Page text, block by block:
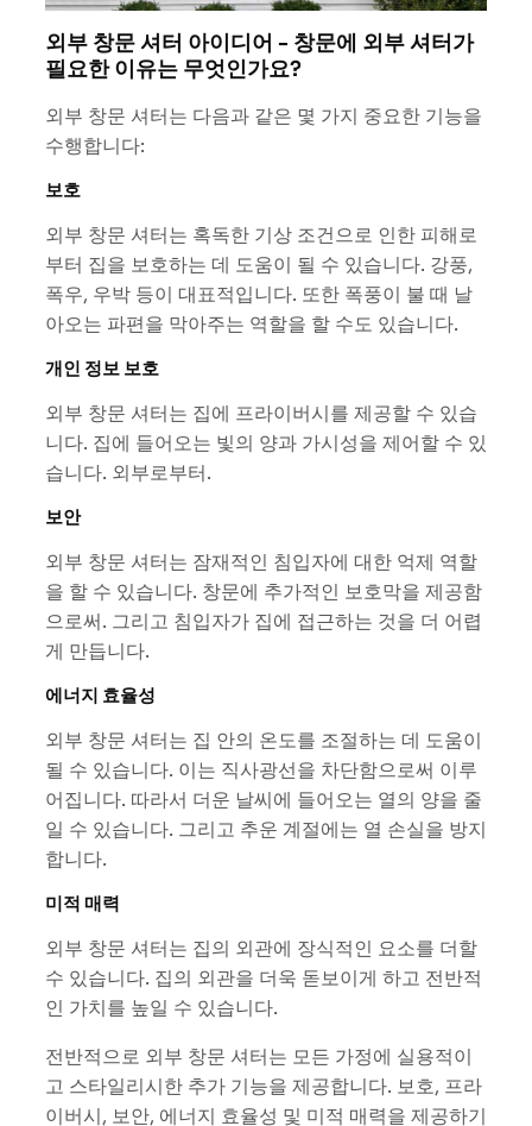
외부 창문 셔터 아이디어 - 창문에 외부 셔터가
필요한 이유는 무엇인가요?
외부 창문 셔터는 다음과 같은 몇 가지 중요한 기능을
수행합니다:
보호
외부 창문 셔터는 혹독한 기상 조건으로 인한 피해로
부터 집을 보호하는 데 도움이 될 수 있습니다. 강풍,
폭우, 우박 등이 대표적입니다. 또한 폭풍이 불 때 날
아오는 파편을 막아주는 역할을 할 수도 있습니다.
개인 정보 보호
외부 창문 셔터는 집에 프라이버시를 제공할 수 있습
니다. 집에 들어오는 빛의 양과 가시성을 제어할 수 있
습니다. 외부로부터.
보안
외부 창문 셔터는 잠재적인 침입자에 대한 억제 역할
을 할 수 있습니다. 창문에 추가적인 보호막을 제공함
으로써. 그리고 침입자가 집에 접근하는 것을 더 어렵
게 만듭니다.
에너지 효율성
외부 창문 셔터는 집 안의 온도를 조절하는 데 도움이
될 수 있습니다. 이는 직사광선을 차단함으로써 이루
어집니다. 따라서 더운 날씨에 들어오는 열의 양을 줄
일 수 있습니다. 그리고 추운 계절에는 열 손실을 방지
합니다.
미적 매력
외부 창문 셔터는 집의 외관에 장식적인 요소를 더할
수 있습니다. 집의 외관을 더욱 돋보이게 하고 전반적
인 가치를 높일 수 있습니다.
전반적으로 외부 창문 셔터는 모든 가정에 실용적이
고 스타일리시한 추가 기능을 제공합니다. 보호, 프라
이버시, 보안, 에너지 효율성 및 미적 매력을 제공하기